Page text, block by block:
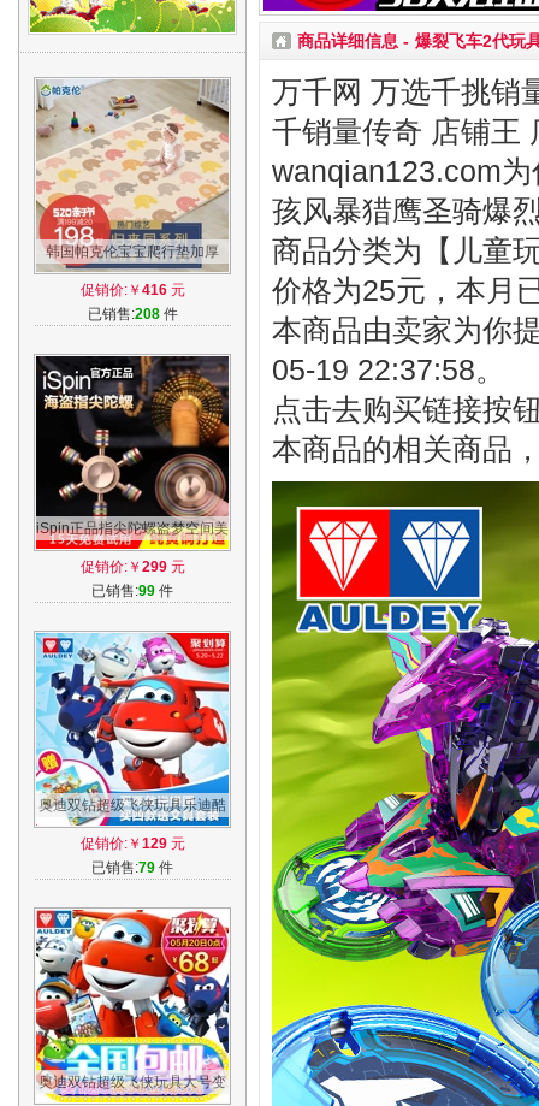
韩国帕克伦宝宝爬行垫加厚
XPE婴儿童环保泡沫客厅游戏
地垫爬爬垫
促销价:￥ 416元
已销售:208件
iSpin正品指尖陀螺盗梦空间美
国指间螺旋纯铜手指旋转edc
成人减压
促销价:￥ 299元
已销售:99 件
奥迪双钻超级飞侠玩具乐迪酷
飞 新款米莉 大号益智变形飞
机机器人
促销价:￥ 129元
已销售:79 件
奥迪双钻超级飞侠玩具大号变
商品详细信息 - 爆裂飞车2代玩
万千网 万选千挑销
千销量传奇 店铺王
wanqian123.com
孩风暴猎鹰圣骑爆
商品分类为【儿童
价格为25元，本月
本商品由卖家为你
05-19 22:37:58。
点击去购买链接按
本商品的相关商品